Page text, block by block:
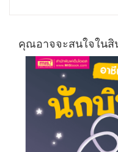
คุณอาจจะสนใจในสิ